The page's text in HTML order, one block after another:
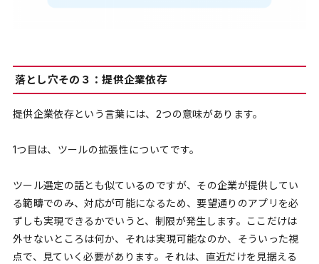
落とし穴その３：提供企業依存
提供企業依存という言葉には、2つの意味があります。
1つ目は、ツールの拡張性についてです。
ツール選定の話とも似ているのですが、その企業が提供してい
る範疇でのみ、対応が可能になるため、要望通りのアプリを必
ずしも実現できるかでいうと、制限が発生します。ここだけは
外せないところは何か、それは実現可能なのか、そういった視
点で、見ていく必要があります。それは、直近だけを見据える